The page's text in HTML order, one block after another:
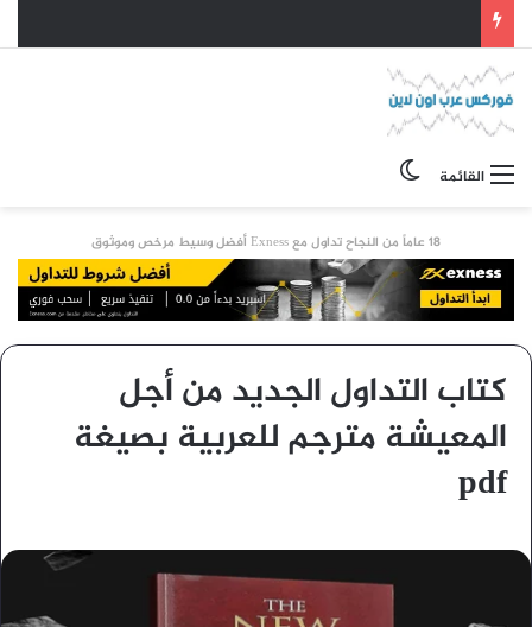
القائمة
18 عاماً من النجاح تداول مع Exness أفضل وسيط مرخص وموثوق
كتاب التداول الجديد من أجل
المعيشة مترجم للعربية بصيغة
pdf